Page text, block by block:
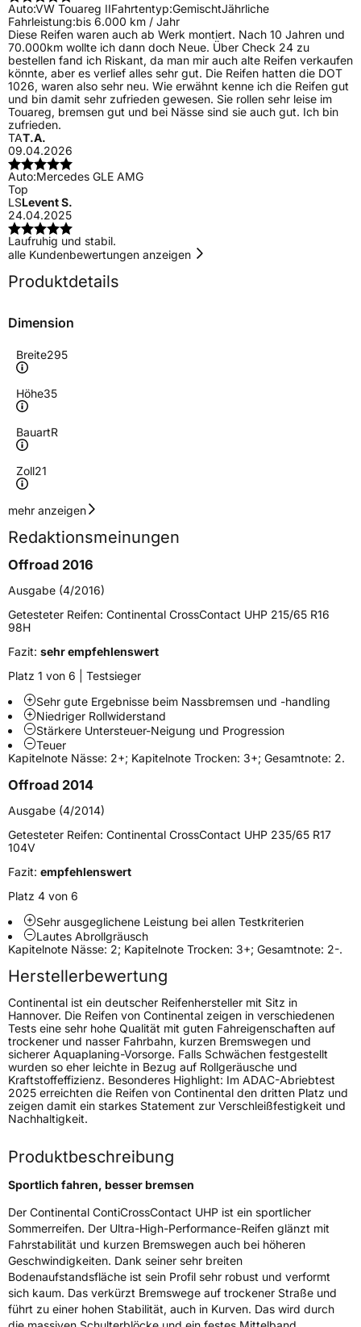
Auto:VW Touareg IIFahrtentyp:GemischtJährliche
Fahrleistung:bis 6.000 km / Jahr
Diese Reifen waren auch ab Werk montiert. Nach 10 Jahren und
70.000km wollte ich dann doch Neue. Über Check 24 zu
bestellen fand ich Riskant, da man mir auch alte Reifen verkaufen
könnte, aber es verlief alles sehr gut. Die Reifen hatten die DOT
1026, waren also sehr neu. Wie erwähnt kenne ich die Reifen gut
und bin damit sehr zufrieden gewesen. Sie rollen sehr leise im
Touareg, bremsen gut und bei Nässe sind sie auch gut. Ich bin
zufrieden.
TAT.A.
09.04.2026
Auto:Mercedes GLE AMG
Top
LSLevent S.
24.04.2025
Laufruhig und stabil.
alle Kundenbewertungen anzeigen
Produktdetails
Dimension
Breite295
Höhe35
BauartR
Zoll21
Geschwindigkeitsindex
Höchstgeschwindigkeit
300 km/h
Lastindex107
Höchstlast975 kg
Gewicht (in kg)
Generelle Merkmale
FahrzeugtypSUV
VerwendungSommerreifen
Modellname
Weitere Eigenschaften
Schlauchtyp
ZustandNeureifen
Verstärkt XL
FelgenschutzFR
Empfohlen für PorscheN0
EU Label
EffizienzD
NasshaftungA
Rollgeräusch (Klasse) B
Rollgeräusch (dB)75
FahrzeugklasseC1
3PMSF / Schneeflockensymbol / Alpine-SymbolNein
EisgripNein
EPREL ID481289
mehr anzeigen
Redaktionsmeinungen
Offroad 2016
Ausgabe (4/2016)
Getesteter Reifen: Continental CrossContact UHP 215/65 R16
98H
Fazit: sehr empfehlenswert
Platz 1 von 6 | Testsieger
Sehr gute Ergebnisse beim Nassbremsen und -handling
Niedriger Rollwiderstand
Stärkere Untersteuer-Neigung und Progression
Teuer
Kapitelnote Nässe: 2+; Kapitelnote Trocken: 3+; Gesamtnote: 2.
Offroad 2014
Ausgabe (4/2014)
Getesteter Reifen: Continental CrossContact UHP 235/65 R17
104V
Fazit: empfehlenswert
Platz 4 von 6
Sehr ausgeglichene Leistung bei allen Testkriterien
Lautes Abrollgräusch
Kapitelnote Nässe: 2; Kapitelnote Trocken: 3+; Gesamtnote: 2-.
Herstellerbewertung
Continental ist ein deutscher Reifenhersteller mit Sitz in
Hannover. Die Reifen von Continental zeigen in verschiedenen
Tests eine sehr hohe Qualität mit guten Fahreigenschaften auf
trockener und nasser Fahrbahn, kurzen Bremswegen und
sicherer Aquaplaning-Vorsorge. Falls Schwächen festgestellt
wurden so eher leichte in Bezug auf Rollgeräusche und
Kraftstoffeffizienz. Besonderes Highlight: Im ADAC-Abriebtest
2025 erreichten die Reifen von Continental den dritten Platz und
zeigen damit ein starkes Statement zur Verschleißfestigkeit und
Nachhaltigkeit.
Produktbeschreibung
Sportlich fahren, besser bremsen
Der Continental ContiCrossContact UHP ist ein sportlicher
Sommerreifen. Der Ultra-High-Performance-Reifen glänzt mit
Fahrstabilität und kurzen Bremswegen auch bei höheren
Geschwindigkeiten. Dank seiner sehr breiten
Bodenaufstandsfläche ist sein Profil sehr robust und verformt
sich kaum. Das verkürzt Bremswege auf trockener Straße und
führt zu einer hohen Stabilität, auch in Kurven. Das wird durch